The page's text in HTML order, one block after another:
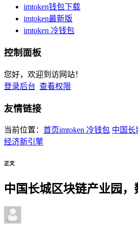
imtoken钱包下载
imtoken最新版
imtoken 冷钱包
控制面板
您好，欢迎到访网站！
登录后台 查看权限
友情链接
当前位置： 首页imtoken 冷钱包 中国长
经济新引擎
正文
中国长城区块链产业园